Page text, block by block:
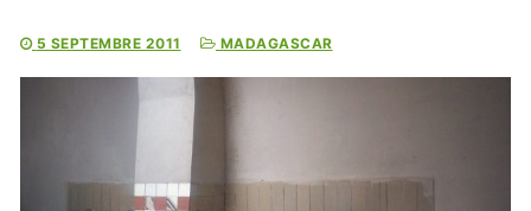
5 SEPTEMBRE 2011 MADAGASCAR